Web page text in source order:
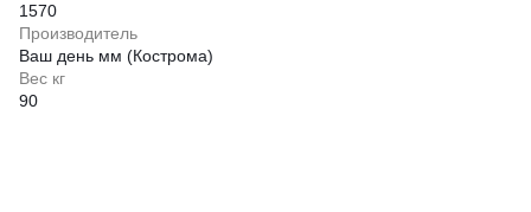
1570
Производитель
Ваш день мм (Кострома)
Вес кг
90